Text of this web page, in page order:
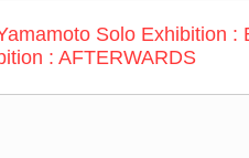
Solo Exhibition :
: AFTERWARDS